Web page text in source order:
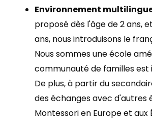
Environnement
proposé dès l'âge de 2 ans,
ans, nous introduisons le
Nous sommes une école
communauté de familles est
De plus, à partir du
des échanges avec d'autres
Montessori en Europe et aux